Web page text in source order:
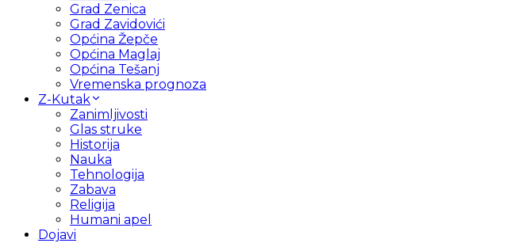
Grad Zenica
Grad Zavidovići
Općina Žepče
Općina Maglaj
Općina Tešanj
Vremenska prognoza
Z-Kutak
Zanimljivosti
Glas struke
Historija
Nauka
Tehnologija
Zabava
Religija
Humani apel
Dojavi